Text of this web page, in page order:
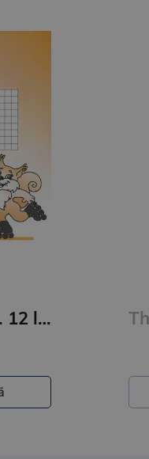
Burtnīca 1.kl. 12 lapas lielrūtiņu